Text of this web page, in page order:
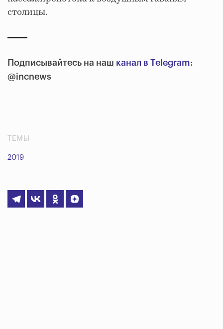
столицы.
Подписывайтесь на наш канал в Telegram:
@incnews
ТЕМЫ
2019